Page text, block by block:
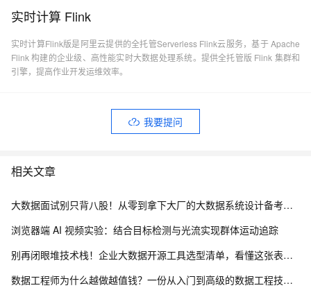
实时计算 Flink
实时计算Flink版是阿里云提供的全托管Serverless Flink云服务，基于 Apache
Flink 构建的企业级、高性能实时大数据处理系统。提供全托管版 Flink 集群和
引擎，提高作业开发运维效率。
我要提问
相关文章
大数据面试别只背八股！从零到拿下大厂的大数据系统设计备考路线
浏览器端 AI 视频实验：结合目标检测与光流实现群体运动追踪
别再闭眼堆技术栈！企业大数据开源工具选型清单，看懂这张表少走3年弯路
数据工程师为什么越做越值钱？一份从入门到高级的数据工程技能树、项目实战与简历升级指南